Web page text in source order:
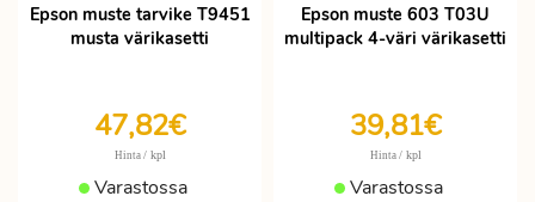
älykästä tuotehakua löytääksesi
Epson muste tarvike T9451
musta värikasetti
47,82€
Hinta / kpl
Varastossa
Epson muste 603 T03U
multipack 4-väri värikasetti
39,81€
Hinta / kpl
Varastossa